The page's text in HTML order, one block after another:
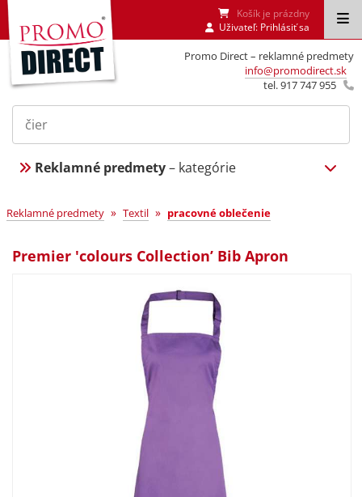
Promo Direct – reklamné predmety
info@promodirect.sk
tel. 917 747 955
Košík je prázdny
Uživateľ: Prihlásiť sa
Reklamné predmety– kategórie
Reklamné predmety » Textil » pracovné oblečenie
Premier 'colours Collection’ Bib Apron